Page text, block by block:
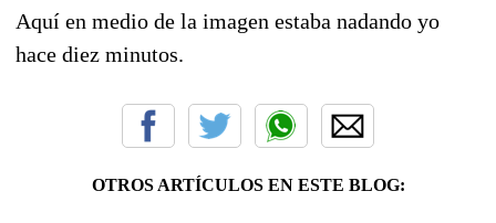
Aquí en medio de la imagen estaba nadando yo
hace diez minutos.
OTROS ARTÍCULOS EN ESTE BLOG: